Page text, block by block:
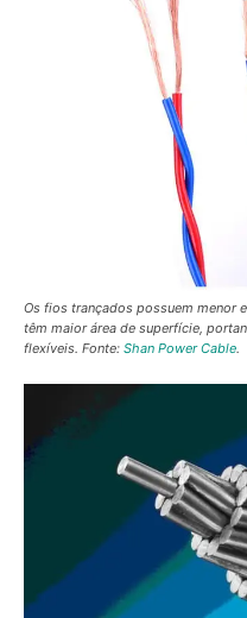
Os fios trançados possuem menor
têm maior área de superfície,
flexíveis. Fonte: Shan Power Cable.